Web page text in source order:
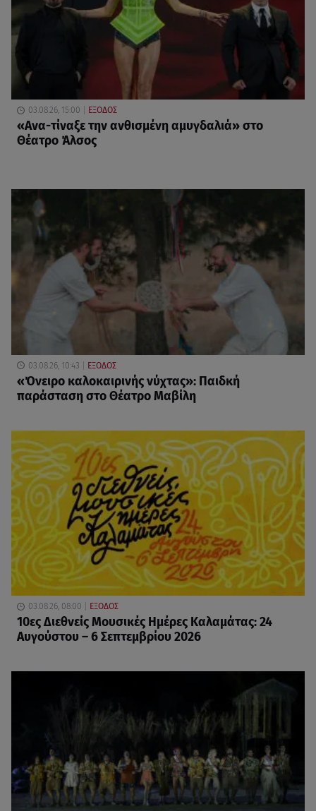
03.08.26, 15:00 ΕΞΟΔΟΣ
«Ανα-τίναξε την ανθισμένη αμυγδαλιά» στο
Θέατρο Άλσος
03.08.26, 10:43 ΕΞΟΔΟΣ
«Όνειρο καλοκαιρινής νύχτας»: Παιδκή
παράσταση στο Θέατρο Μαβίλη
03.08.26, 08:00 ΕΞΟΔΟΣ
10ες Διεθνείς Μουσικές Ημέρες Καλαμάτας: 24
Αυγούστου – 6 Σεπτεμβρίου 2026